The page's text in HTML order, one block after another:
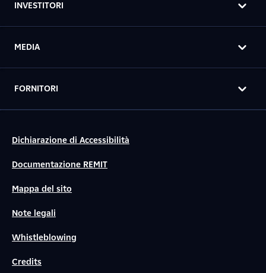
INVESTITORI
MEDIA
FORNITORI
Dichiarazione di Accessibilità
Documentazione REMIT
Mappa del sito
Note legali
Whistleblowing
Credits